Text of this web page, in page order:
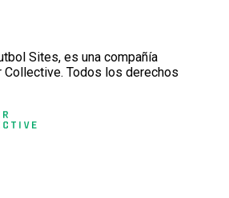
Sites, es una compañía
Todos los derechos